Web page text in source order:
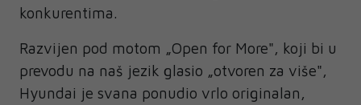
konkurentima.
Razvijen pod motom „Open for More", koji bi u
prevodu na naš jezik glasio „otvoren za više",
Hyundai je svana ponudio vrlo originalan,